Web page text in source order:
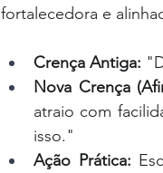
fortalecedora e
Crença Antiga:
Nova Crença
atraio com
isso."
Ação Prática: